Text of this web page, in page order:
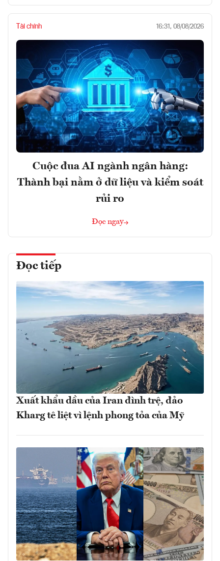
Tài chính 16:31, 08/08/2026
Cuộc đua AI ngành ngân hàng:
Thành bại nằm ở dữ liệu và kiểm soát
rủi ro
Đọc ngay
Đọc tiếp
Xuất khẩu dầu của Iran đình trệ, đảo
Kharg tê liệt vì lệnh phong tỏa của Mỹ